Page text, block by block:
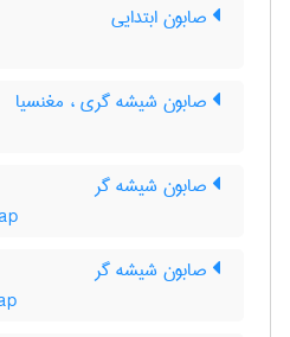
صابون ابتدایی
صابون شیشه گری ، مغنسیا
صابون شیشه گر
صابون شیشه گر